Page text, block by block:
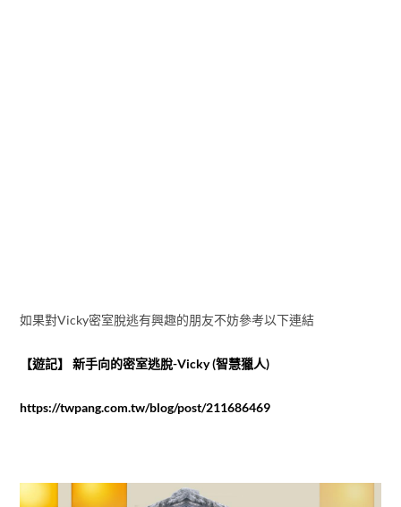
如果對Vicky密室脫逃有興趣的朋友不妨參考以下連結
【遊記】 新手向的密室逃脫-Vicky (智慧獵人)
https://twpang.com.tw/blog/post/211686469